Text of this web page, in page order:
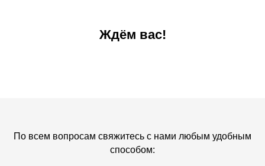
Ждём вас!
По всем вопросам свяжитесь с нами любым удобным
способом: